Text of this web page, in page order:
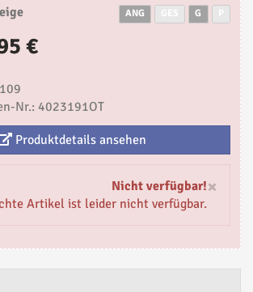
ANG G
€
Nr.: 4023191OT
Produktdetails ansehen
×
Nicht verfügbar!
Artikel ist leider nicht verfügbar.